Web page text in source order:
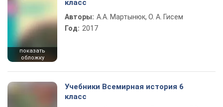
показать
обложку
класс
Авторы: А.А. Мартынюк, О. А. Гисем
Год: 2017
Учебники Всемирная история 6
класс